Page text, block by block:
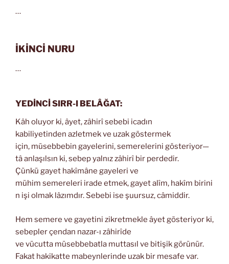
…
İKİNCİ NURU
…
YEDİNCİ SIRR-I BELÂĞAT:
Kâh oluyor ki, âyet, zâhirî sebebi icadın
kabiliyetinden azletmek ve uzak göstermek
için, müsebbebin gayelerini, semerelerini gösteriyor—
tâ anlaşılsın ki, sebep yalnız zâhirî bir perdedir.
Çünkü gayet hakîmâne gayeleri ve
mühim semereleri irade etmek, gayet alîm, hakîm birini
n işi olmak lâzımdır. Sebebi ise şuursuz, câmiddir.
Hem semere ve gayetini zikretmekle âyet gösteriyor ki,
sebepler çendan nazar-ı zâhirîde
ve vücutta müsebbebatla muttasıl ve bitişik görünür.
Fakat hakikatte mabeynlerinde uzak bir mesafe var.